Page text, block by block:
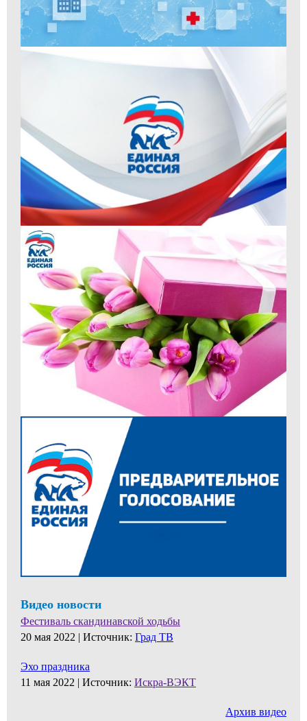
Видео новости
Фестиваль скандинавской ходьбы
20 мая 2022 | Источник: Град ТВ
Эхо праздника
11 мая 2022 | Источник: Искра-ВЭКТ
Архив видео